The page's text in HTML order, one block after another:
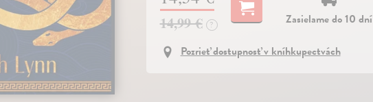
14,99 € ?
Zasielame do 10 dní
Pozrieť dostupnosť v kníhkupectvách